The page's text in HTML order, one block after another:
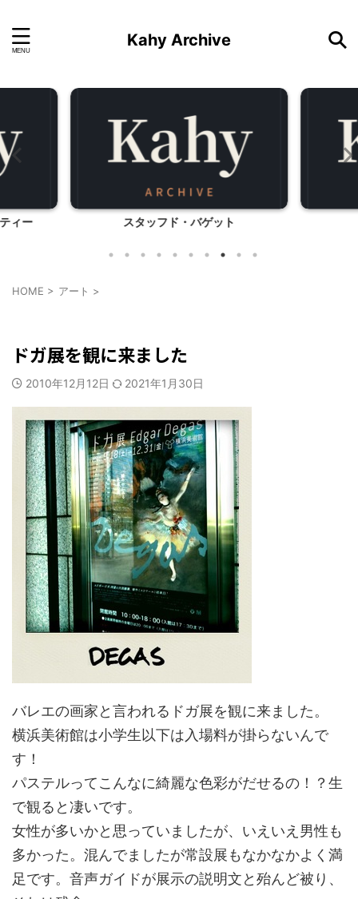
Kahy Archive
ィー スタッフド・バゲット
HOME > アート >
ドガ展を観に来ました
2010年12月12日 2021年1月30日
バレエの画家と言われるドガ展を観に来ました。
横浜美術館は小学生以下は入場料が掛らないんで
す！
パステルってこんなに綺麗な色彩がだせるの！？生
で観ると凄いです。
女性が多いかと思っていましたが、いえいえ男性も
多かった。混んでましたが常設展もなかなかよく満
足です。音声ガイドが展示の説明文と殆んど被り、